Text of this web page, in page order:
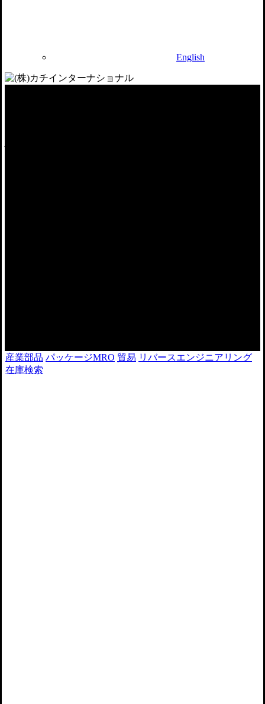
English
産業部品 パッケージMRO 貿易 リバースエンジニアリング
在庫検索